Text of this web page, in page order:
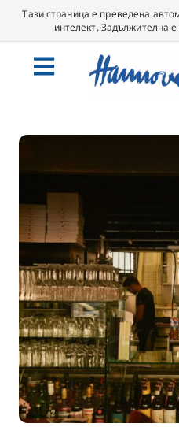
Тази страница е преведена
интелект. Задължителна